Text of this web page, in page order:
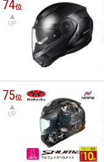
74位
UP
75位
UP